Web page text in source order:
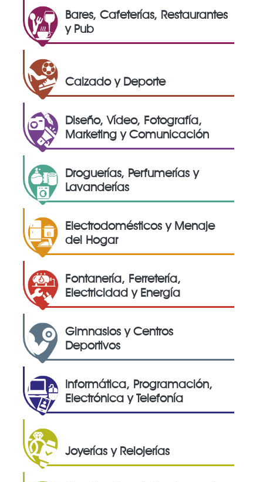
Bares, Cafeterías, Restaurantes
y Pub
Calzado y Deporte
Diseño, Vídeo, Fotografía,
Marketing y Comunicación
Droguerías, Perfumerías y
Lavanderías
Electrodomésticos y Menaje
del Hogar
Fontanería, Ferretería,
Electricidad y Energía
Gimnasios y Centros
Deportivos
Informática, Programación,
Electrónica y Telefonía
Joyerías y Relojerías